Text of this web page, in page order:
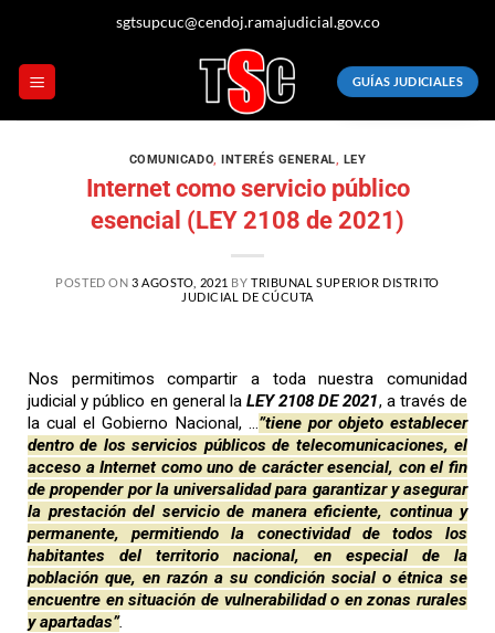
sgtsupcuc@cendoj.ramajudicial.gov.co
GUÍAS JUDICIALES
COMUNICADO,INTERÉS GENERAL, LEY
Internet como servicio público
esencial (LEY 2108 de 2021)
POSTED ON 3 AGOSTO, 2021 BYTRIBUNAL SUPERIOR DISTRITO
JUDICIAL DE CÚCUTA
Nos permitimos compartir a toda nuestra comunidad
judicial y público en general la LEY 2108 DE 2021, a través de
la cual el Gobierno Nacional, … ”tiene por objeto establecer
dentro de los servicios públicos de telecomunicaciones, el
acceso a Internet como uno de carácter esencial, con el fin
de propender por la universalidad para garantizar y asegurar
la prestación del servicio de manera eficiente, continua y
permanente, permitiendo la conectividad de todos los
habitantes del territorio nacional, en especial de la
población que, en razón a su condición social o étnica se
encuentre en situación de vulnerabilidad o en zonas rurales
y apartadas”.